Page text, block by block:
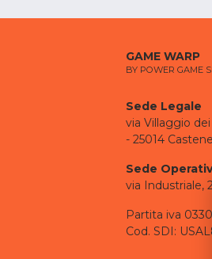
GAME WARP
BY POWER GAME
Sede Legale
via Villaggio
- 25014
Sede
via Industriale,
Partita iva
Cod. SDI: